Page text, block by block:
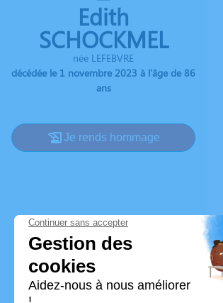
Edith
SCHOCKMEL
née LEFEBVRE
décédée le 1 novembre 2023 à l'âge de 86
ans
Je rends hommage